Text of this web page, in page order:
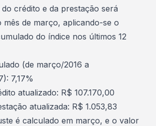
crédito e da prestação será
mês de março, aplicando-se o
do índice nos últimos 12
(de março/2016 a
7,17%
atualizado: R$ 107.170,00
atualizada: R$ 1.053,83
é calculado em março, e o valor